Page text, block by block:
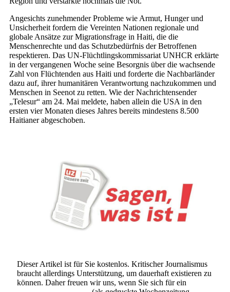
Angesichts zunehmender Probleme wie Armut, Hunger und
Unsicherheit fordern die Vereinten Nationen regionale und
globale Ansätze zur Migrationsfrage in Haiti, die die
Menschenrechte und das Schutzbedürfnis der Betroffenen
respektieren. Das UN-Flüchtlingskommissariat UNHCR erklärte
in der vergangenen Woche seine Besorgnis über die wachsende
Zahl von Flüchtenden aus Haiti und forderte die Nachbarländer
dazu auf, ihrer humanitären Verantwortung nachzukommen und
Menschen in Seenot zu retten. Wie der Nachrichtensender
„Telesur“ am 24. Mai meldete, haben allein die USA in den
ersten vier Monaten dieses Jahres bereits mindestens 8.500
Haitianer abgeschoben.
Dieser Artikel ist für Sie kostenlos. Kritischer Journalismus
braucht allerdings Unterstützung, um dauerhaft existieren zu
können. Daher freuen wir uns, wenn Sie sich für ein